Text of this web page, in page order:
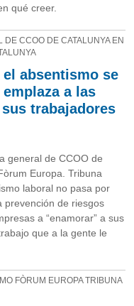
qué creer.
DE CCOO DE CATALUNYA EN
absentismo se
a las
trabajadores
general de CCOO de
Europa. Tribuna
laboral no pasa por
prevención de riesgos
a “enamorar” a sus
que a la gente le
FÒRUM EUROPA TRIBUNA